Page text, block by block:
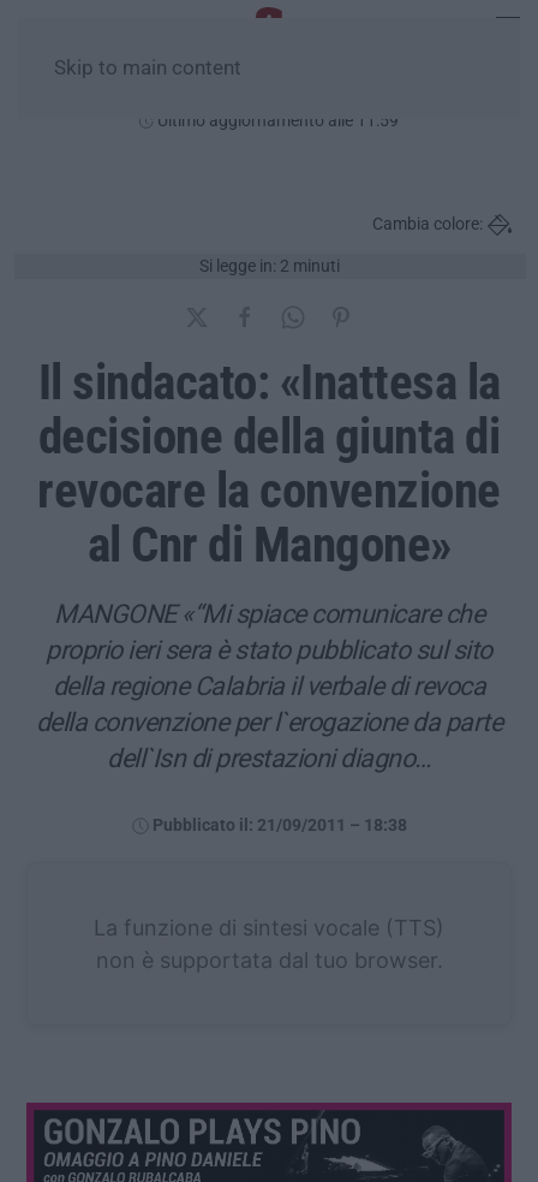
Skip to main content
Ultimo aggiornamento alle 11:59
Si legge in: 2 minuti
Cambia colore:
Il sindacato: «Inattesa la
decisione della giunta di
revocare la convenzione
al Cnr di Mangone»
MANGONE «“Mi spiace comunicare che
proprio ieri sera è stato pubblicato sul sito
della regione Calabria il verbale di revoca
della convenzione per l`erogazione da parte
dell`Isn di prestazioni diagno…
Pubblicato il: 21/09/2011 – 18:38
La funzione di sintesi vocale (TTS)
non è supportata dal tuo browser.